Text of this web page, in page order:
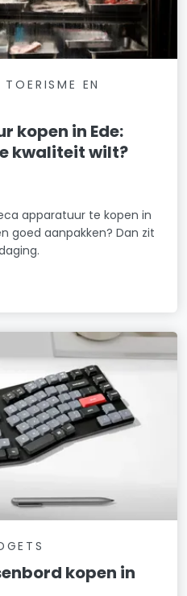
EN
kopen in Ede:
kwaliteit wilt?
apparatuur te kopen in
goed aanpakken? Dan zit
kopen in